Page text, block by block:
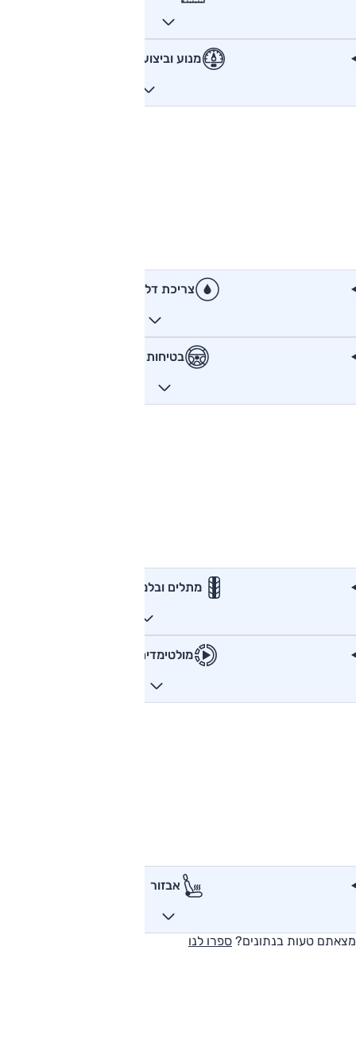
מנוע וביצועים
צריכת דלק
בטיחות
מתלים ובלמים
מולטימדיה
אבזור
מצאתם טעות בנתונים? ספרו לנו